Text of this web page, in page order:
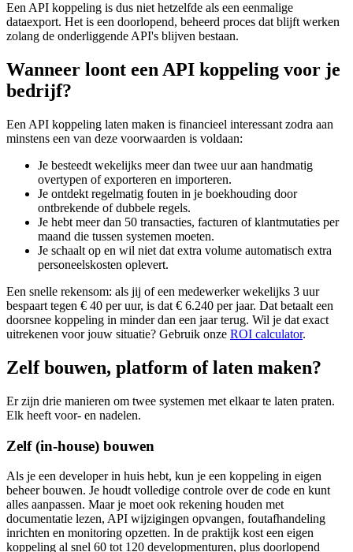
Een API koppeling is dus niet hetzelfde als een eenmalige
dataexport. Het is een doorlopend, beheerd proces dat blijft werken
zolang de onderliggende API's blijven bestaan.
Wanneer loont een API koppeling voor je
bedrijf?
Een API koppeling laten maken is financieel interessant zodra aan
minstens een van deze voorwaarden is voldaan:
Je besteedt wekelijks meer dan twee uur aan handmatig
overtypen of exporteren en importeren.
Je ontdekt regelmatig fouten in je boekhouding door
ontbrekende of dubbele regels.
Je hebt meer dan 50 transacties, facturen of klantmutaties per
maand die tussen systemen moeten.
Je schaalt op en wil niet dat extra volume automatisch extra
personeelskosten oplevert.
Een snelle rekensom: als jij of een medewerker wekelijks 3 uur
bespaart tegen € 40 per uur, is dat € 6.240 per jaar. Dat betaalt een
doorsnee koppeling in minder dan een jaar terug. Wil je dat exact
uitrekenen voor jouw situatie? Gebruik onze ROI calculator.
Zelf bouwen, platform of laten maken?
Er zijn drie manieren om twee systemen met elkaar te laten praten.
Elk heeft voor- en nadelen.
Zelf (in-house) bouwen
Als je een developer in huis hebt, kun je een koppeling in eigen
beheer bouwen. Je houdt volledige controle over de code en kunt
alles aanpassen. Maar je moet ook rekening houden met
documentatie lezen, API wijzigingen opvangen, foutafhandeling
inrichten en monitoring opzetten. In de praktijk kost een eigen
koppeling al snel 60 tot 120 developmenturen, plus doorlopend